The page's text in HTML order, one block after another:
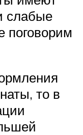
слабые
поговорим
то в